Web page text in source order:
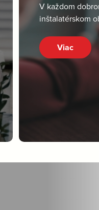
V každom
inštalatérskom
Viac